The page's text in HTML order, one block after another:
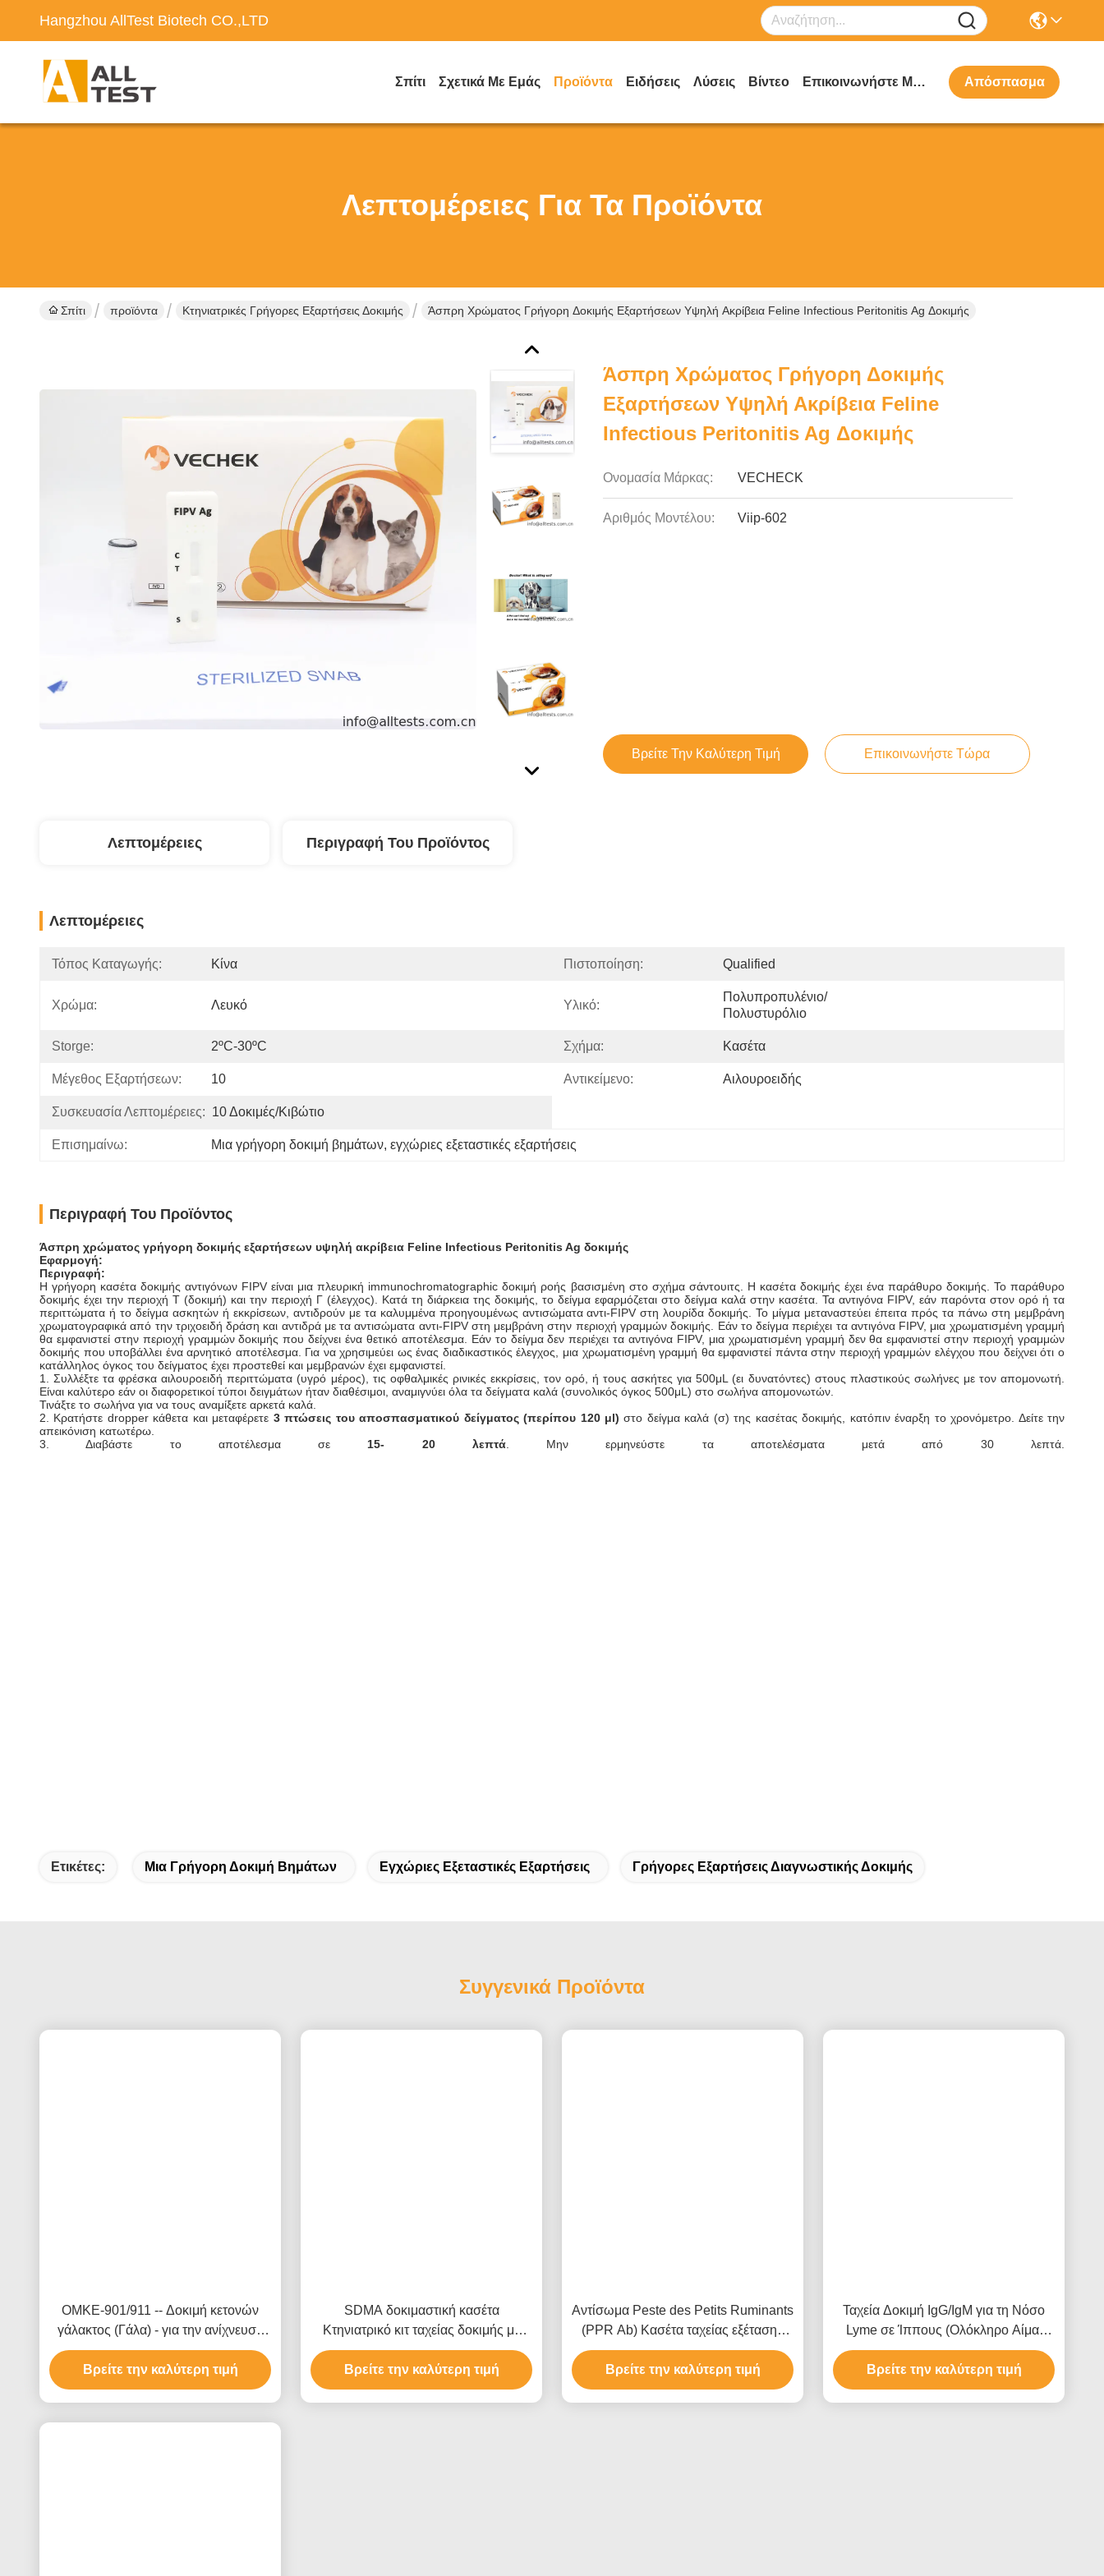
Hangzhou AllTest Biotech CO.,LTD
Σπίτι Σχετικά Με Εμάς Προϊόντα Ειδήσεις Λύσεις Βίντεο Επικοινωνήστε Μαζί Μας Απόσπασμα
Λεπτομέρειες Για Τα Προϊόντα
Σπίτι προϊόντα Κτηνιατρικές Γρήγορες Εξαρτήσεις Δοκιμής Άσπρη Χρώματος Γρήγορη Δοκιμής Εξαρτήσεων Υψηλή Ακρίβεια Feline Infectious Peritonitis Ag Δοκιμής
Άσπρη Χρώματος Γρήγορη Δοκιμής
Εξαρτήσεων Υψηλή Ακρίβεια Feline
Infectious Peritonitis Ag Δοκιμής
Ονομασία Μάρκας: VECHECK
Αριθμός Μοντέλου: Viip-602
Βρείτε Την Καλύτερη Τιμή Επικοινωνήστε Τώρα
Λεπτομέρειες Περιγραφή Του Προϊόντος
Λεπτομέρειες
Τόπος Καταγωγής: Κίνα Πιστοποίηση: Qualified
Χρώμα: Λευκό Υλικό:
Πολυπροπυλένιο/
Πολυστυρόλιο
Storge: 2ºC-30ºC Σχήμα: Κασέτα
Μέγεθος Εξαρτήσεων: 10 Αντικείμενο: Αιλουροειδής
Συσκευασία Λεπτομέρειες: 10 Δοκιμές/κιβώτιο
Επισημαίνω: Μια γρήγορη δοκιμή βημάτων, εγχώριες εξεταστικές εξαρτήσεις
Περιγραφή Του Προϊόντος
Άσπρη χρώματος γρήγορη δοκιμής εξαρτήσεων υψηλή ακρίβεια Feline Infectious Peritonitis Ag δοκιμής
Εφαρμογή:
Περιγραφή:
Η γρήγορη κασέτα δοκιμής αντιγόνων FIPV είναι μια πλευρική immunochromatographic δοκιμή ροής βασισμένη στο σχήμα σάντουιτς. Η κασέτα δοκιμής έχει ένα παράθυρο δοκιμής. Το παράθυρο
δοκιμής έχει την περιοχή Τ (δοκιμή) και την περιοχή Γ (έλεγχος). Κατά τη διάρκεια της δοκιμής, το δείγμα εφαρμόζεται στο δείγμα καλά στην κασέτα. Τα αντιγόνα FIPV, εάν παρόντα στον ορό ή τα
περιττώματα ή το δείγμα ασκητών ή εκκρίσεων, αντιδρούν με τα καλυμμένα προηγουμένως αντισώματα αντι-FIPV στη λουρίδα δοκιμής. Το μίγμα μεταναστεύει έπειτα πρός τα πάνω στη μεμβράνη
χρωματογραφικά από την τριχοειδή δράση και αντιδρά με τα αντισώματα αντι-FIPV στη μεμβράνη στην περιοχή γραμμών δοκιμής. Εάν το δείγμα περιέχει τα αντιγόνα FIPV, μια χρωματισμένη γραμμή
θα εμφανιστεί στην περιοχή γραμμών δοκιμής που δείχνει ένα θετικό αποτέλεσμα. Εάν το δείγμα δεν περιέχει τα αντιγόνα FIPV, μια χρωματισμένη γραμμή δεν θα εμφανιστεί στην περιοχή γραμμών
δοκιμής που υποβάλλει ένα αρνητικό αποτέλεσμα. Για να χρησιμεύει ως ένας διαδικαστικός έλεγχος, μια χρωματισμένη γραμμή θα εμφανιστεί πάντα στην περιοχή γραμμών ελέγχου που δείχνει ότι ο
κατάλληλος όγκος του δείγματος έχει προστεθεί και μεμβρανών έχει εμφανιστεί.
1. Συλλέξτε τα φρέσκα αιλουροειδή περιττώματα (υγρό μέρος), τις οφθαλμικές ρινικές εκκρίσεις, τον ορό, ή τους ασκήτες για 500μL (ει δυνατόντες) στους πλαστικούς σωλήνες με τον απομονωτή.
Είναι καλύτερο εάν οι διαφορετικοί τύποι δειγμάτων ήταν διαθέσιμοι, αναμιγνύει όλα τα δείγματα καλά (συνολικός όγκος 500μL) στο σωλήνα απομονωτών.
Τινάξτε το σωλήνα για να τους αναμίξετε αρκετά καλά.
2. Κρατήστε dropper κάθετα και μεταφέρετε 3 πτώσεις του αποσπασματικού δείγματος (περίπου 120 μl) στο δείγμα καλά (σ) της κασέτας δοκιμής, κατόπιν έναρξη το χρονόμετρο. Δείτε την
απεικόνιση κατωτέρω.
3. Διαβάστε το αποτέλεσμα σε 15- 20 λεπτά. Μην ερμηνεύστε τα αποτελέσματα μετά από 30 λεπτά.
Ετικέτες: Μια Γρήγορη Δοκιμή Βημάτων Εγχώριες Εξεταστικές Εξαρτήσεις Γρήγορες Εξαρτήσεις Διαγνωστικής Δοκιμής
Συγγενικά Προϊόντα
OMKE-901/911 -- Δοκιμή κετονών
γάλακτος (Γάλα) - για την ανίχνευση
κετονών στο γάλα
Βρείτε την καλύτερη τιμή
SDMA δοκιμαστική κασέτα
Κτηνιατρικό κιτ ταχείας δοκιμής με
92,45% ειδικότητα 93,58% ακρίβεια
και 94,64% ευαισθησία για δοκιμές σε
σκύλους και γάτες
Βρείτε την καλύτερη τιμή
Αντίσωμα Peste des Petits Ruminants
(PPR Ab) Κασέτα ταχείας εξέτασης
(ολόκληρο αίμα/ορό/πλάσμα)
Βρείτε την καλύτερη τιμή
Ταχεία Δοκιμή IgG/IgM για τη Νόσο
Lyme σε Ίππους (Ολόκληρο Αίμα/
Ορός/Πλάσμα)
Βρείτε την καλύτερη τιμή